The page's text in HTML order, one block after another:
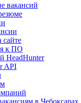
вакансий
сайте
к ПО
HeadHunter
API
в Чебоксарах